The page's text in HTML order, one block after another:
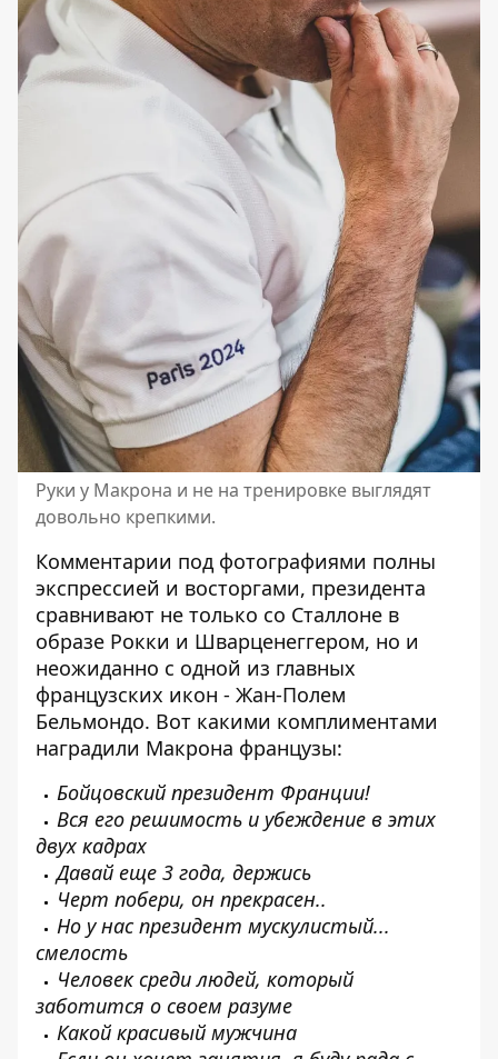
Руки у Макрона и не на тренировке выглядят
довольно крепкими.
Комментарии под фотографиями полны
экспрессией и восторгами, президента
сравнивают не только со Сталлоне в
образе Рокки и Шварценеггером, но и
неожиданно с одной из главных
французских икон - Жан-Полем
Бельмондо. Вот какими комплиментами
наградили Макрона французы:
Бойцовский президент Франции!
Вся его решимость и убеждение в этих
двух кадрах
Давай еще 3 года, держись
Черт побери, он прекрасен..
Но у нас президент мускулистый...
смелость
Человек среди людей, который
заботится о своем разуме
Какой красивый мужчина